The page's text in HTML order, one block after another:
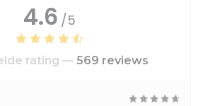
4.6 /5
rating — 569 reviews